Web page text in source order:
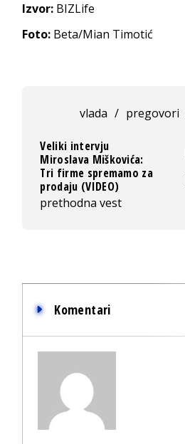
Izvor: BIZLife
Foto: Beta/Mian Timotić
vlada / pregovori
Veliki intervju
Miroslava Miškovića:
Tri firme spremamo za
prodaju (VIDEO)
prethodna vest
Komentari